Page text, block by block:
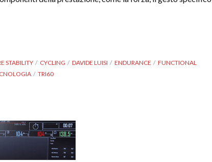
STABILITY CYCLING DAVIDE LUISI ENDURANCE
FUNCTIONAL
TRI60